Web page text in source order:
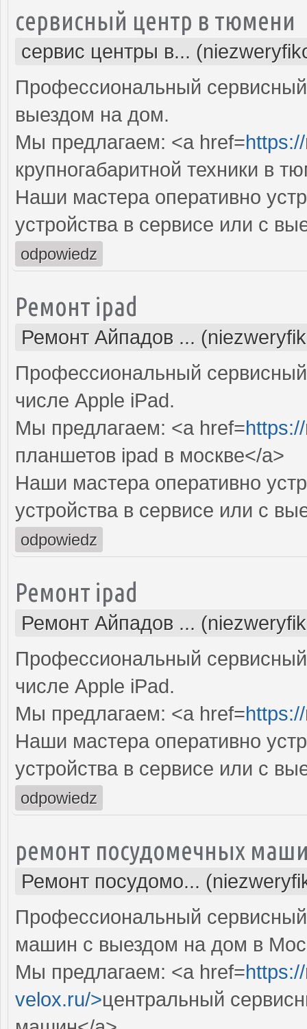
сервисный центр в тюмени
сервис центры в...
Профессиональный
выездом на дом.
Мы предлагаем: <a href=
крупногабаритной техники в
Наши мастера оперативно
устройства в сервисе или с
odpowiedz
Ремонт ipad
Ремонт Айпадов ...
Профессиональный
числе Apple iPad.
Мы предлагаем: <a href=
планшетов ipad в москве</a>
Наши мастера оперативно
устройства в сервисе или с
odpowiedz
Ремонт ipad
Ремонт Айпадов ...
Профессиональный
числе Apple iPad.
Мы предлагаем: <a href=
Наши мастера оперативно
устройства в сервисе или с
odpowiedz
ремонт посудомечных
Ремонт посудомо...
Профессиональный
машин с выездом на дом в
Мы предлагаем: <a href=
velox.ru/>центральный